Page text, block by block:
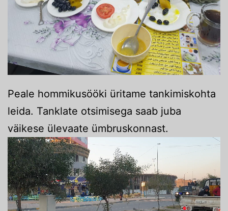
Peale hommikusööki üritame tankimiskohta
leida. Tanklate otsimisega saab juba
väikese ülevaate ümbruskonnast.